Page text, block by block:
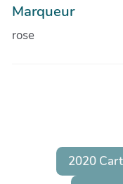
Marqueur
rose
2020